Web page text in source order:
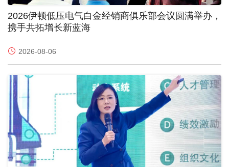
2026伊顿低压电气白金经销商俱乐部会议圆满举办，
携手共拓增长新蓝海
2026-08-06